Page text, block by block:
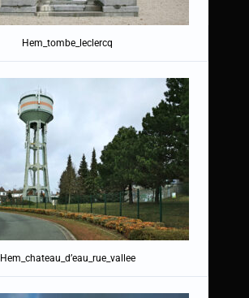
Hem_tombe_leclercq
Hem_chateau_d’eau_rue_vallee